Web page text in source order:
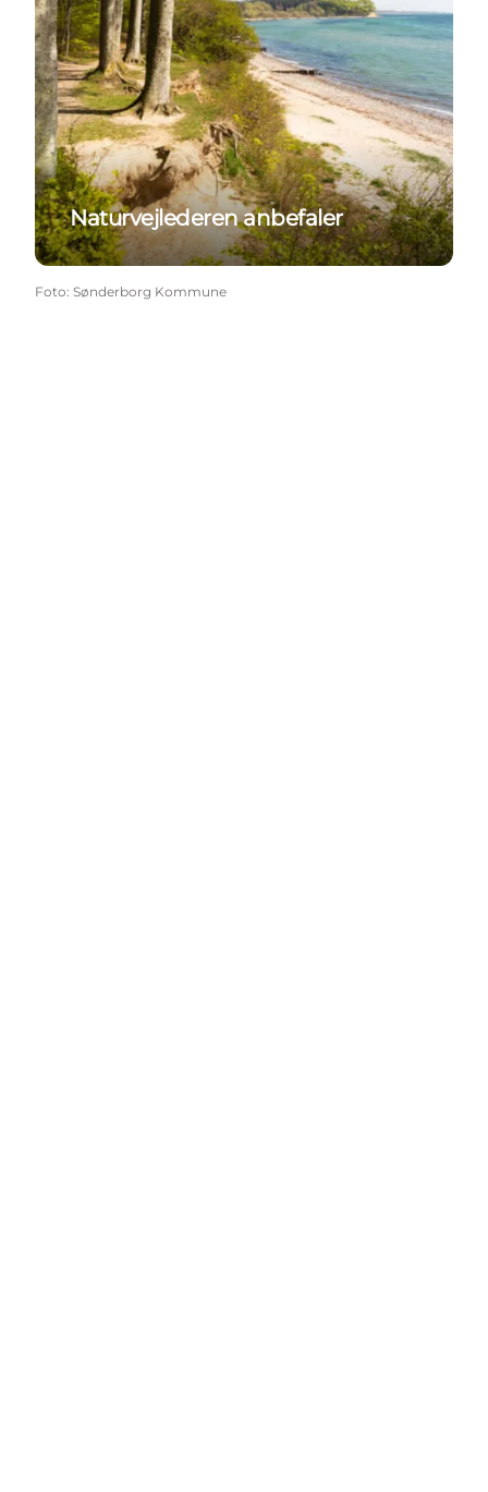
Naturvejlederen anbefaler
Foto: Sønderborg Kommune